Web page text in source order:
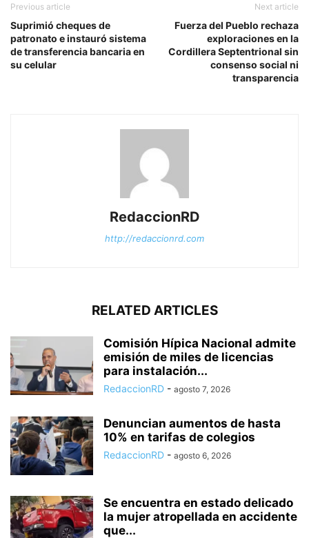
Previous article
Suprimió cheques de
patronato e instauró sistema
de transferencia bancaria en
su celular
Next article
Fuerza del Pueblo rechaza
exploraciones en la
Cordillera Septentrional sin
consenso social ni
transparencia
RedaccionRD
http://redaccionrd.com
RELATED ARTICLES
Comisión Hípica Nacional admite
emisión de miles de licencias
para instalación...
RedaccionRD - agosto 7, 2026
Denuncian aumentos de hasta
10% en tarifas de colegios
RedaccionRD - agosto 6, 2026
Se encuentra en estado delicado
la mujer atropellada en accidente
que...